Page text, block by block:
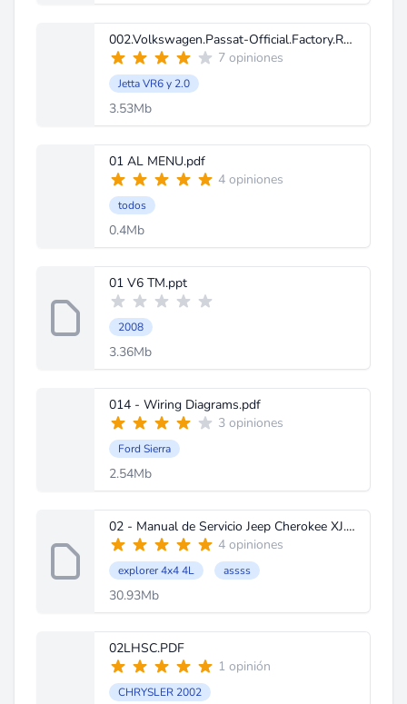
002.Volkswagen.Passat-Official.Factory.Repair.Manual.(Wiring.Diagrams).1996.pdf
7 opiniones
Jetta VR6 y 2.0
3.53Mb
01 AL MENU.pdf
4 opiniones
todos
0.4Mb
01 V6 TM.ppt
2008
3.36Mb
014 - Wiring Diagrams.pdf
3 opiniones
Ford Sierra
2.54Mb
02 - Manual de Servicio Jeep Cherokee XJ.rar
4 opiniones
explorer 4x4 4L assss
30.93Mb
02LHSC.PDF
1 opinión
CHRYSLER 2002